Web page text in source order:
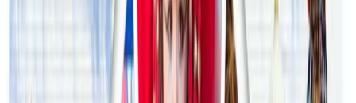
२०२६ जुलाई २९
थापाथलीबाट अष्ट्रेलियाका घरको डिजाइन